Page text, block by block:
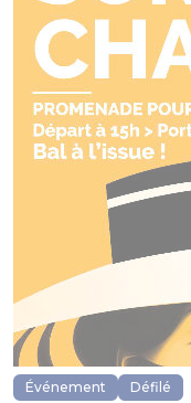
Événement Défilé